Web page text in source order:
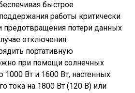
быстрое
работы критически
предотвращения потери данных
отключения
портативную
при помощи солнечных
Вт и 1600 Вт, настенных
тока на 1800 Вт (120 В) или